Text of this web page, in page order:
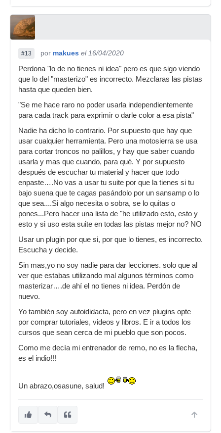
#13 por makues el 16/04/2020
Perdona "lo de no tienes ni idea" pero es que sigo viendo
que lo del "masterizo" es incorrecto. Mezclaras las pistas
hasta que queden bien.
"Se me hace raro no poder usarla independientemente
para cada track para exprimir o darle color a esa pista"
Nadie ha dicho lo contrario. Por supuesto que hay que
usar cualquier herramienta. Pero una motosierra se usa
para cortar troncos no palillos, y hay que saber cuando
usarla y mas que cuando, para qué. Y por supuesto
después de escuchar tu material y hacer que todo
enpaste….No vas a usar tu suite por que la tienes si tu
bajo suena que te cagas pasándolo por un sansamp o lo
que sea....Si algo necesita o sobra, se lo quitas o
pones...Pero hacer una lista de "he utilizado esto, esto y
esto y si uso esta suite en todas las pistas mejor no? NO
Usar un plugin por que si, por que lo tienes, es incorrecto.
Escucha y decide.
Sin mas,yo no soy nadie para dar lecciones. solo que al
ver que estabas utilizando mal algunos términos como
masterizar….de ahí el no tienes ni idea. Perdón de
nuevo.
Yo también soy autoididacta, pero en vez plugins opte
por comprar tutoriales, videos y libros. E ir a todos los
cursos que sean cerca de mi pueblo que son pocos.
Como me decía mi entrenador de remo, no es la flecha,
es el indio!!!
Un abrazo,osasune, salud!